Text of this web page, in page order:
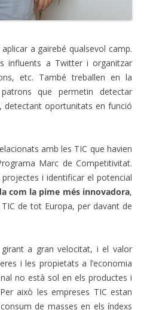
a gairebé qualsevol camp.
influents a Twitter i organitzar
etc. També treballen en la
que permetin detectar
, detectant oportunitats en funció
amb les TIC que havien
Marc de Competitivitat.
i identificar el potencial
com la pime més innovadora,
de tot Europa, per davant de
a gran velocitat, i el valor
i les propietats a l’economia
no està sol en els productes i
això les empreses TIC estan
de masses en els índexs